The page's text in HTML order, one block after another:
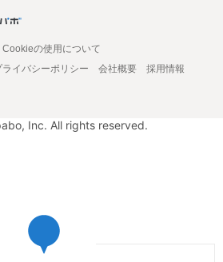
Cookieの使用について
ライバシーポリシー 会社概要
採用情報
Inc. All rights reserved.